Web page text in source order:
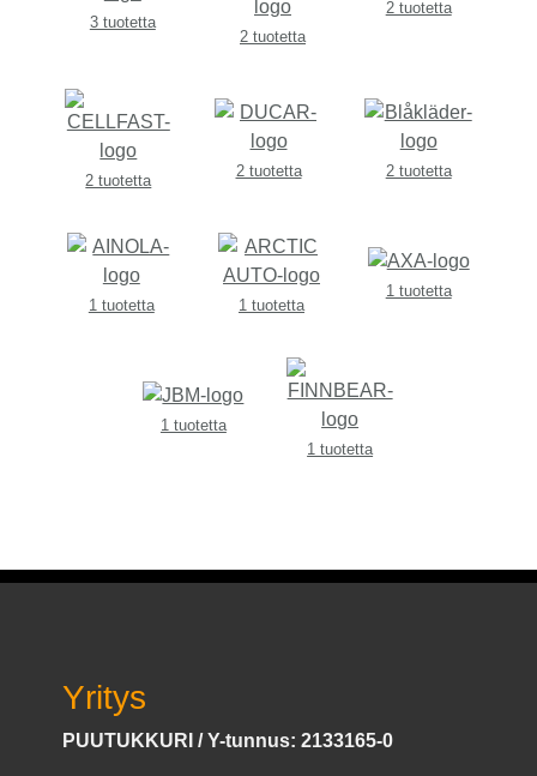
3 tuotetta
2 tuotetta
2 tuotetta
2 tuotetta
2 tuotetta 2 tuotetta
1 tuotetta 1 tuotetta
1 tuotetta
1 tuotetta
1 tuotetta
Yritys
PUUTUKKURI / Y-tunnus: 2133165-0